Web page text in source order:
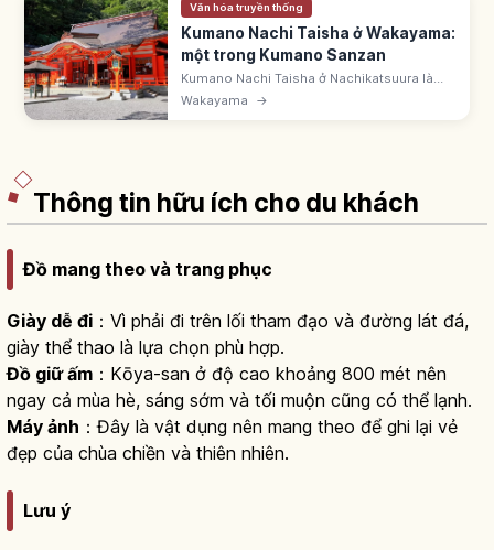
Văn hóa truyền thống
Kumano Nachi Taisha ở Wakayama:
một trong Kumano Sanzan
Kumano Nachi Taisha ở Nachikatsuura là
một trong Kumano Sanzan, thuộc UNESCO
'Thánh địa dãy núi Kii'. Bên thác Nachi 133m,
Wakayama →
Thông tin hữu ích cho du khách
Đồ mang theo và trang phục
Giày dễ đi ：Vì phải đi trên lối tham đạo và đường lát đá,
giày thể thao là lựa chọn phù hợp.
Đồ giữ ấm ：Kōya-san ở độ cao khoảng 800 mét nên
ngay cả mùa hè, sáng sớm và tối muộn cũng có thể lạnh.
Máy ảnh ：Đây là vật dụng nên mang theo để ghi lại vẻ
đẹp của chùa chiền và thiên nhiên.
Lưu ý